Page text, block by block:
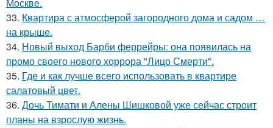
33. Квартира с атмосферой загородного дома и садом …
на крыше.
34. Новый выход Барби феррейры: она появилась на
промо своего нового хоррора "Лицо Смерти".
35. Где и как лучше всего использовать в квартире
салатовый цвет.
36. Дочь Тимати и Алены Шишковой уже сейчас строит
планы на взрослую жизнь.